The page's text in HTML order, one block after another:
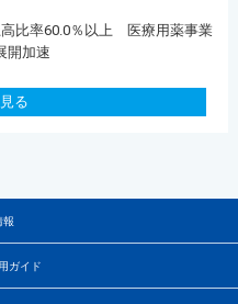
比率60.0％以上 医療用薬事業
開加速
る
報
ガイド